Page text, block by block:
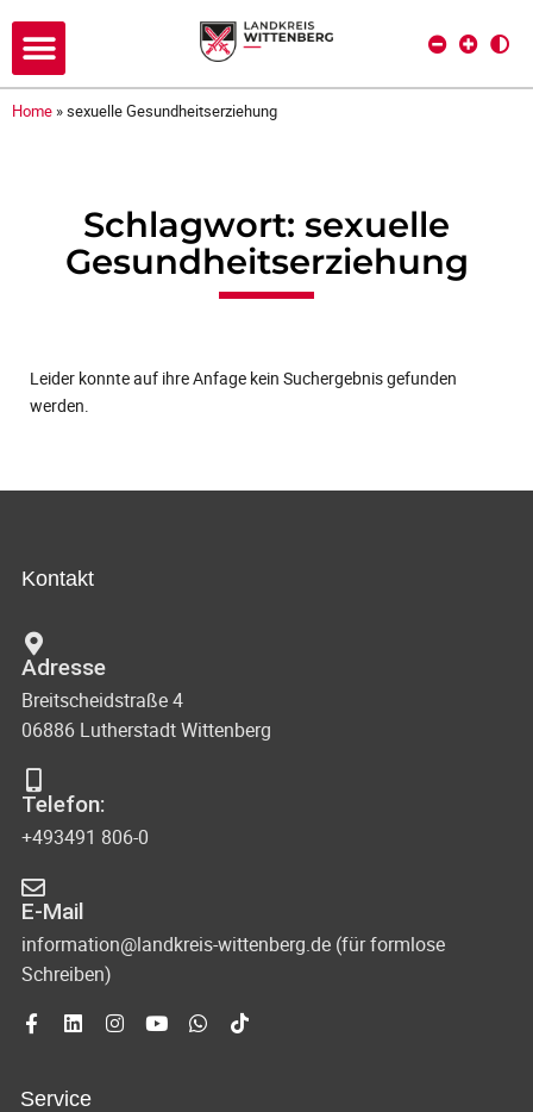
Home »sexuelle Gesundheitserziehung
Schlagwort: sexuelle
Gesundheitserziehung
Leider konnte auf ihre Anfage kein Suchergebnis gefunden
werden.
Kontakt
Adresse
Breitscheidstraße 4
06886 Lutherstadt Wittenberg
Telefon:
+493491 806-0
E-Mail
information@landkreis-wittenberg.de (für formlose
Schreiben)
Service